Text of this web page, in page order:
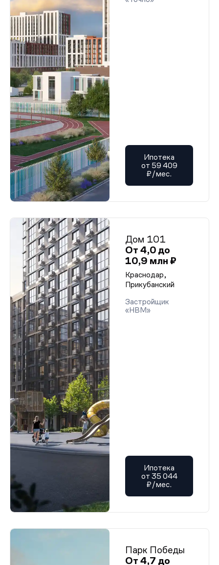
Ипотека
от 59 409
₽/мес.
Дом 101
От 4,0 до
10,9 млн ₽
Краснодар,
Прикубанский
Застройщик
«НВМ»
Ипотека
от 35 044
₽/мес.
Парк Победы
От 4,7 до